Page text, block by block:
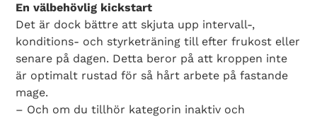
En välbehövlig kickstart
Det är dock bättre att skjuta upp intervall-,
konditions- och styrketräning till efter frukost eller
senare på dagen. Detta beror på att kroppen inte
är optimalt rustad för så hårt arbete på fastande
mage.
– Och om du tillhör kategorin inaktiv och